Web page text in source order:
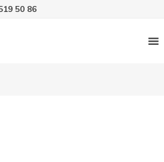
50 86